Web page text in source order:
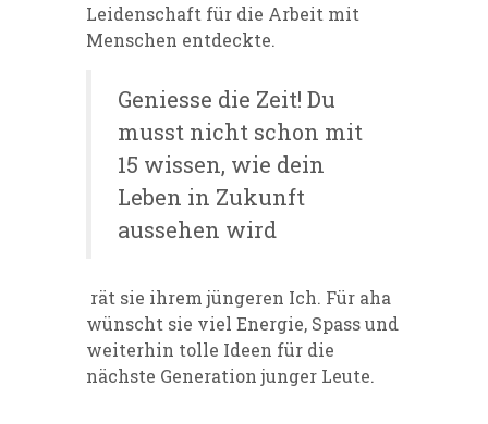
Leidenschaft für die Arbeit mit
Menschen entdeckte.
Geniesse die Zeit! Du
musst nicht schon mit
15 wissen, wie dein
Leben in Zukunft
aussehen wird
rät sie ihrem jüngeren Ich. Für aha
wünscht sie viel Energie, Spass und
weiterhin tolle Ideen für die
nächste Generation junger Leute.